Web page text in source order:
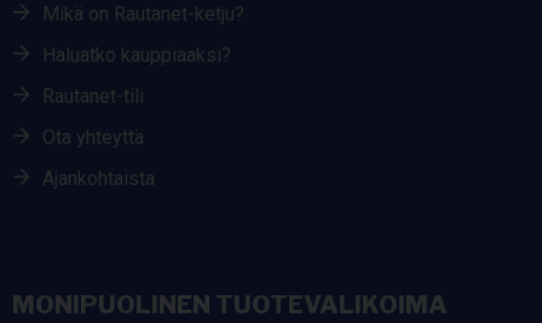
Mikä on Rautanet-ketju?
Haluatko kauppiaaksi?
Rautanet-tili
Ota yhteyttä
Ajankohtaista
MONIPUOLINEN TUOTEVALIKOIMA